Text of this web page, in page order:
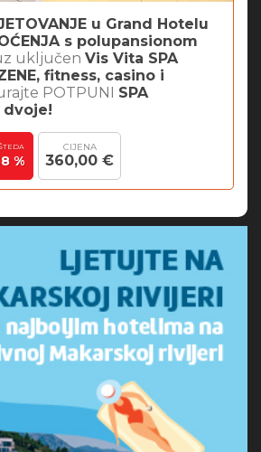
u Grand Hotelu
s polupansionom
uključen Vis Vita SPA
fitness, casino i
POTPUNI SPA
dvoje!
%
CIJENA
360,00 €